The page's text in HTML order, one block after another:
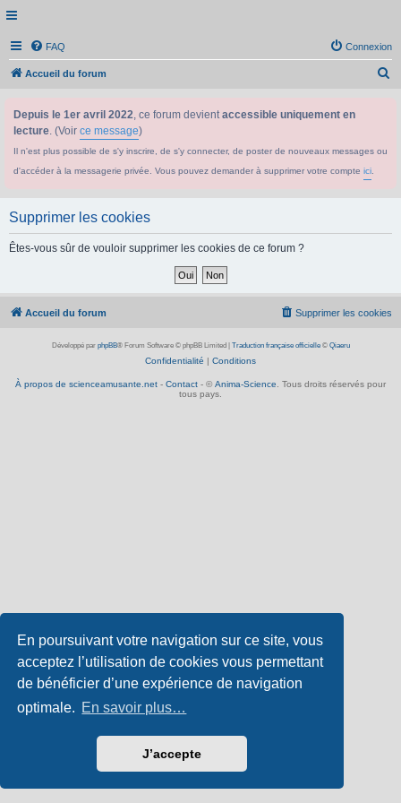
En poursuivant votre navigation sur ce site, vous
acceptez l’utilisation de cookies vous permettant
de bénéficier d’une expérience de navigation
optimale. En savoir plus…
J’accepte
FAQ Connexion
Accueil du forum
Depuis le 1er avril 2022, ce forum devientaccessible uniquement en
lecture. (Voir ce message)
Il n'est plus possible de s'y inscrire, de s'y connecter, de poster de nouveaux messages ou
d'accéder à la messagerie privée. Vous pouvez demander à supprimer votre compte ici
Supprimer les cookies
Êtes-vous sûr de vouloir supprimer les cookies de ce forum ?
Accueil du forum Supprimer les cookies
Développé par phpBB® Forum Software © phpBB Limited Traduction française officielle© Qiaeru
Confidentialité | Conditions
À propos de scienceamusante.net - Contact - © Anima-Science . Tous droits réservés pour
tous pays.